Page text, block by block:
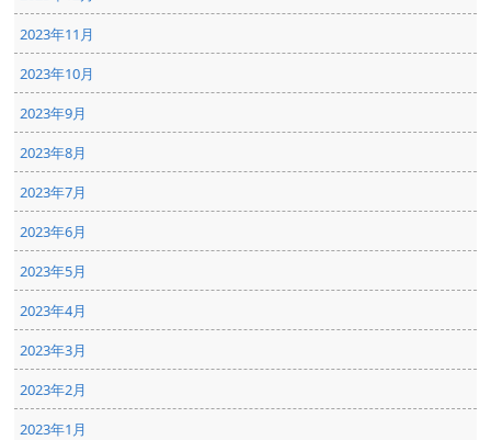
2023年11月
2023年10月
2023年9月
2023年8月
2023年7月
2023年6月
2023年5月
2023年4月
2023年3月
2023年2月
2023年1月